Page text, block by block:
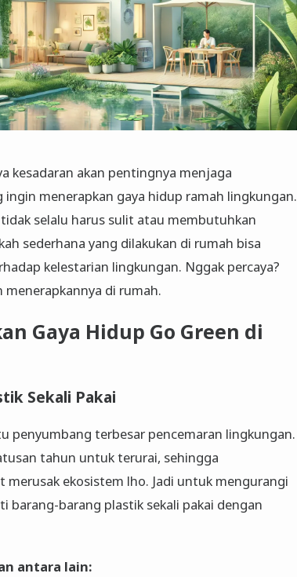
kesadaran akan pentingnya menjaga
menerapkan gaya hidup ramah lingkungan.
tidak selalu harus sulit atau membutuhkan
sederhana yang dilakukan di rumah bisa
kelestarian lingkungan. Nggak percaya?
di rumah.
Gaya Hidup Go Green di
Sekali Pakai
penyumbang terbesar pencemaran lingkungan.
tahun untuk terurai, sehingga
ekosistem lho. Jadi untuk mengurangi
barang-barang plastik sekali pakai dengan
antara lain: